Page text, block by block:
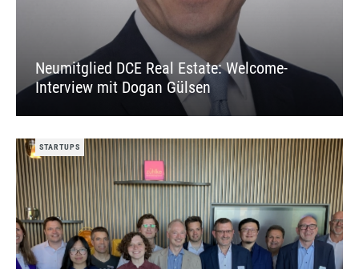
Neumitglied DCE Real Estate: Welcome-
Interview mit Dogan Gülsen
STARTUPS